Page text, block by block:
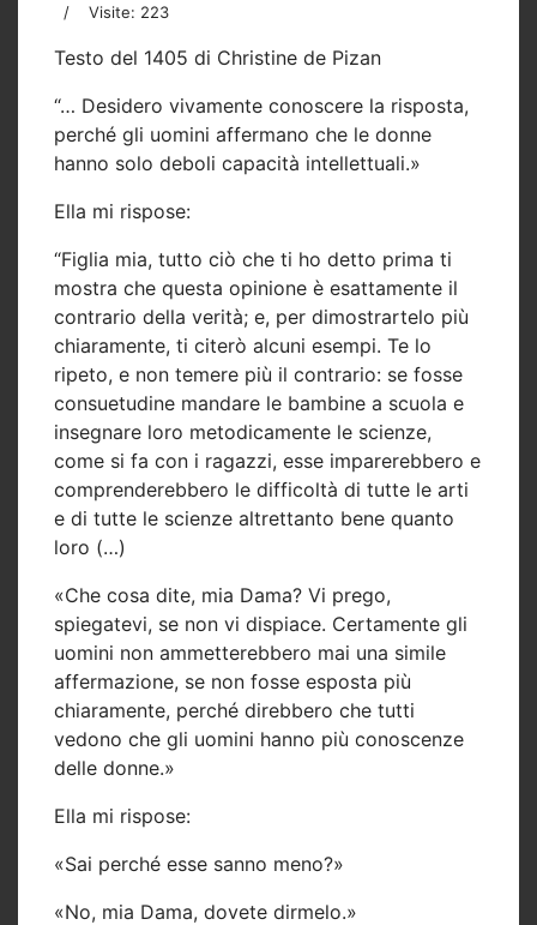
Visite: 223
Testo del 1405 di Christine de Pizan
“… Desidero vivamente conoscere la risposta,
perché gli uomini affermano che le donne
hanno solo deboli capacità intellettuali.»
Ella mi rispose:
“Figlia mia, tutto ciò che ti ho detto prima ti
mostra che questa opinione è esattamente il
contrario della verità; e, per dimostrartelo più
chiaramente, ti citerò alcuni esempi. Te lo
ripeto, e non temere più il contrario: se fosse
consuetudine mandare le bambine a scuola e
insegnare loro metodicamente le scienze,
come si fa con i ragazzi, esse imparerebbero e
comprenderebbero le difficoltà di tutte le arti
e di tutte le scienze altrettanto bene quanto
loro (…)
«Che cosa dite, mia Dama? Vi prego,
spiegatevi, se non vi dispiace. Certamente gli
uomini non ammetterebbero mai una simile
affermazione, se non fosse esposta più
chiaramente, perché direbbero che tutti
vedono che gli uomini hanno più conoscenze
delle donne.»
Ella mi rispose:
«Sai perché esse sanno meno?»
«No, mia Dama, dovete dirmelo.»